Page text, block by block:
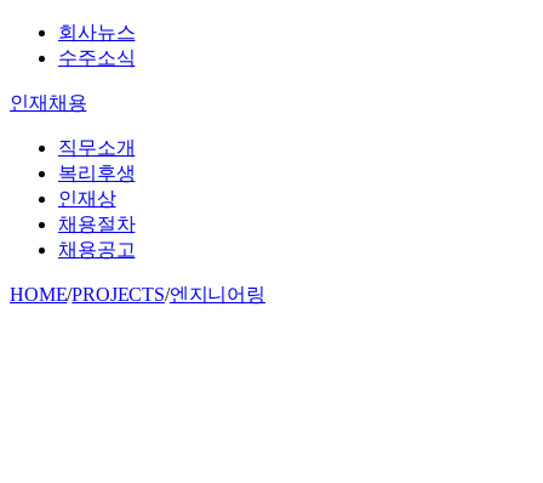
회사뉴스
수주소식
인재채용
직무소개
복리후생
인재상
채용절차
채용공고
HOME/PROJECTS/엔지니어링